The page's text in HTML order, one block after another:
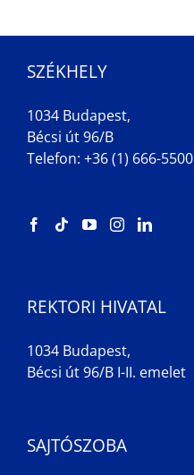
SZÉKHELY
1034 Budapest,
Bécsi út 96/B
Telefon: +36 (1) 666-5500
REKTORI HIVATAL
1034 Budapest,
Bécsi út 96/B I-II. emelet
SAJTÓSZOBA